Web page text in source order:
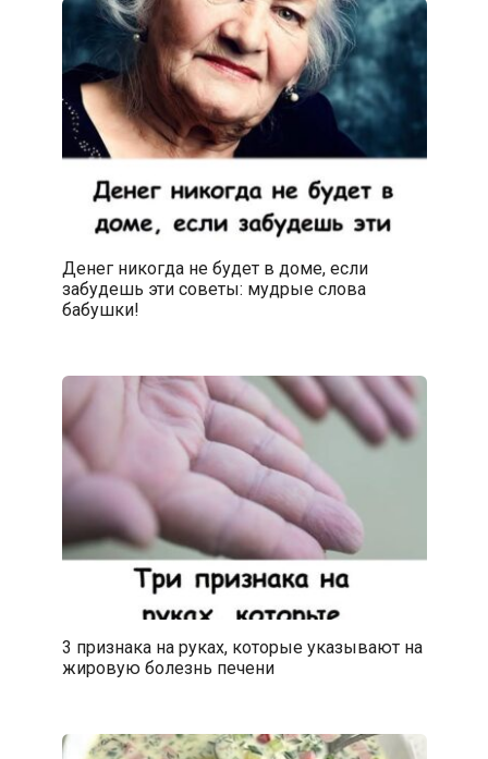
Денег никогда не будет в доме, если
забудешь эти советы: мудрые слова
бабушки!
3 признака на руках, которые указывают на
жировую болезнь печени